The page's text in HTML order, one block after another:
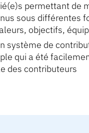
permettant de
sous différentes
objectifs,
système de
qui a été
des contributeurs